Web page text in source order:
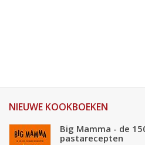
NIEUWE KOOKBOEKEN
Big Mamma - de
pastarecepten